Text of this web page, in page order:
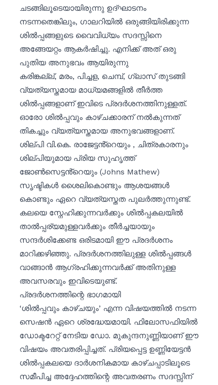
ചടങ്ങിലൂടെയായിരുന്നു ഉദ്ഘാടനം
നടന്നതെങ്കിലും, ഗാലറിയിൽ ഒരുങ്ങിയിരിക്കുന്ന
ശിൽപ്പങ്ങളുടെ വൈവിധ്യം സദസ്സിനെ
അങ്ങേയറ്റം ആകർഷിച്ചു. എനിക്ക് അത് ഒരു
പുതിയ അനുഭവം ആയിരുന്നു
കരിങ്കല്ല്, മരം, പിച്ചള, ചെമ്പ്, ഗ്ലാസ് തുടങ്ങി
വ്യത്യസ്തമായ മാധ്യമങ്ങളിൽ തീർത്ത
ശിൽപ്പങ്ങളാണ് ഇവിടെ പ്രദർശനത്തിനുള്ളത്.
ഓരോ ശിൽപ്പവും കാഴ്ചക്കാരന് നൽകുന്നത്
തികച്ചും വ്യത്യസ്തമായ അനുഭവങ്ങളാണ്.
ശില്പി വി.കെ. രാജേട്ടൻ്റെയും , ചിത്രകാരനും
ശില്പിയുമായ പ്രിയ സുഹൃത്ത്
ജോൺസെട്ടൻ്റെയും (Johns Mathew)
സൃഷ്ടികൾ ശൈലികൊണ്ടും ആശയങ്ങൾ
കൊണ്ടും ഏറെ വ്യത്യസ്തത പുലർത്തുന്നുണ്ട്.
കലയെ സ്നേഹിക്കുന്നവർക്കും ശിൽപ്പകലയിൽ
താൽപ്പര്യമുള്ളവർക്കും തീർച്ചയായും
സന്ദർശിക്കേണ്ട ഒരിടമായി ഈ പ്രദർശനം
മാറിക്കഴിഞ്ഞു. പ്രദർശനത്തിലുള്ള ശിൽപ്പങ്ങൾ
വാങ്ങാൻ ആഗ്രഹിക്കുന്നവർക്ക് അതിനുള്ള
അവസരവും ഇവിടെയുണ്ട്.
പ്രദർശനത്തിന്റെ ഭാഗമായി
‘ശിൽപ്പവും കാഴ്ചയും’ എന്ന വിഷയത്തിൽ നടന്ന
സെഷൻ ഏറെ ശ്രദ്ധേയമായി. ഫിലോസഫിയിൽ
ഡോക്ടറേറ്റ് നേടിയ ഡോ. മുകുന്ദനുണ്ണിയാണ് ഈ
വിഷയം അവതരിപ്പിച്ചത്. പ്രിയപ്പെട്ട ഉണ്ണിയേട്ടൻ
ശിൽപ്പകലയെ ദാർശനികമായ കാഴ്ചപ്പാടിലൂടെ
സമീപിച്ച അദ്ദേഹത്തിന്റെ അവതരണം സദസ്സിന്